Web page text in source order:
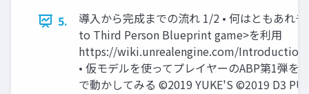
5.
導入から完成までの流れ 1/2 • 何はともあれ
to Third Person Blueprint game>を利用
https://wiki.unrealengine.com/
• 仮モデルを使ってプレイヤーのABP第1弾を
で動かしてみる ©2019 YUKE'S ©2019 D3